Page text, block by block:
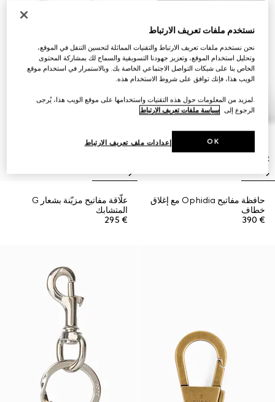
حافظة مفاتيح Ophidia مع إغلاق
خطاف
€ 390
علّاقة مفاتيح مزيّنة بشعار G
المتشابك
€ 295
نستخدم ملفات تعريف الارتباط
نحن نستخدم ملفات تعريف الارتباط والتقنيات المماثلة لتحسين التنقل في الموقع،
وتحليل استخدام الموقع، وتعزيز جهودنا التسويقية والسماح لك بمشاركة المحتوى
الخاص بنا على شبكات التواصل الاجتماعي الخاصة بك. وبالاستمرار في استخدام موقع
الويب هذا، فإنك توافق على شروط الاستخدام هذه.
.لمزيد من المعلومات حول هذه التقنيات واستخدامها على موقع الويب هذا، يُرجى
الرجوع إلى سياسة ملفات تعريف الارتباط
إعدادات ملف تعريف الارتباط OK